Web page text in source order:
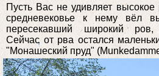
Пусть Вас не удивляет
средневековье к нему вёл
пересекавший широкий
Сейчас от рва остался
"Монашеский пруд"